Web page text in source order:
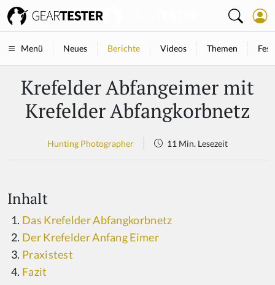
Menü Neues Berichte Videos Themen
Krefelder Abfangeimer mit
Krefelder Abfangkorbnetz
Hunting Photographer 11 Min. Lesezeit
Inhalt
Das Krefelder Abfangkorbnetz
Der Krefelder Anfang Eimer
Praxistest
Fazit